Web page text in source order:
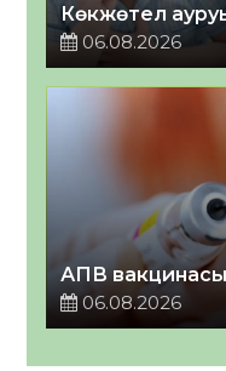
Көкжөтел
06.08.2026
АПВ
06.08.2026